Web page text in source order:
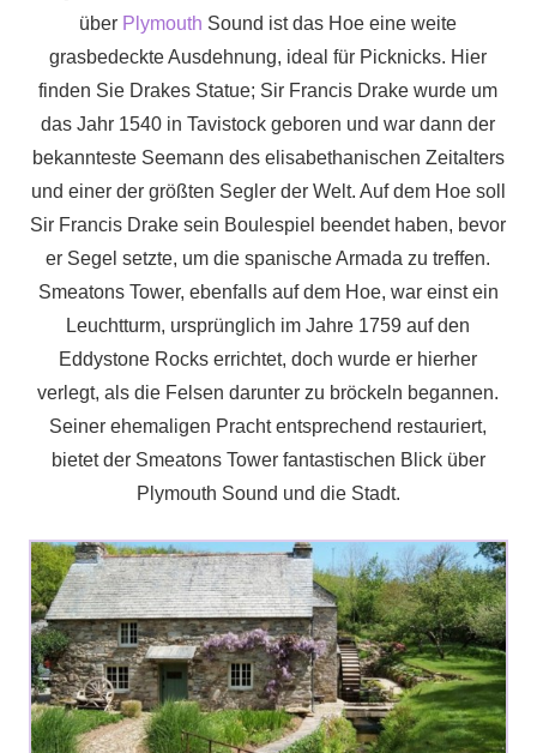
über Plymouth Sound ist das Hoe eine weite
grasbedeckte Ausdehnung, ideal für Picknicks. Hier
finden Sie Drakes Statue; Sir Francis Drake wurde um
das Jahr 1540 in Tavistock geboren und war dann der
bekannteste Seemann des elisabethanischen Zeitalters
und einer der größten Segler der Welt. Auf dem Hoe soll
Sir Francis Drake sein Boulespiel beendet haben, bevor
er Segel setzte, um die spanische Armada zu treffen.
Smeatons Tower, ebenfalls auf dem Hoe, war einst ein
Leuchtturm, ursprünglich im Jahre 1759 auf den
Eddystone Rocks errichtet, doch wurde er hierher
verlegt, als die Felsen darunter zu bröckeln begannen.
Seiner ehemaligen Pracht entsprechend restauriert,
bietet der Smeatons Tower fantastischen Blick über
Plymouth Sound und die Stadt.